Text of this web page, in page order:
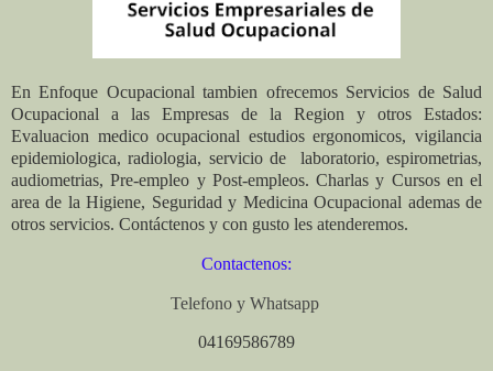
En Enfoque Ocupacional tambien ofrecemos Servicios de Salud
Ocupacional a las Empresas de la Region y otros Estados:
Evaluacion medico ocupacional estudios ergonomicos, vigilancia
epidemiologica, radiologia, servicio de laboratorio, espirometrias,
audiometrias, Pre-empleo y Post-empleos. Charlas y Cursos en el
area de la Higiene, Seguridad y Medicina Ocupacional ademas de
otros servicios. Contáctenos y con gusto les atenderemos.
Contactenos:
Telefono y Whatsapp
04169586789